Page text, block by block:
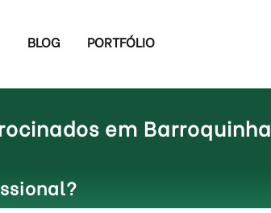
BLOG PORTFÓLIO
em Barroquinha